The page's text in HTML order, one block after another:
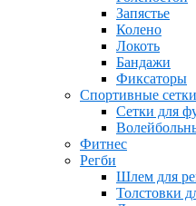
Запястье
Колено
Локоть
Бандажи
Фиксаторы
Спортивные сетки
Сетки для
Фитнес
Регби
Шлем для
Толстовки